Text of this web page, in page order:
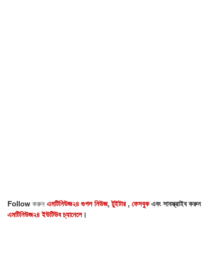
Followকরুনএমটিনিউজ২৪ গুগল নিউজ,টুইটার,ফেসবুকএবং সাবস্ক্রাইব করুন
এমটিনিউজ২৪ ইউটিউব চ্যানেলে।